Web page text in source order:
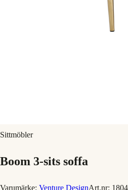
Sittmöbler
Boom 3-sits soffa
Varumärke: Venture DesignArt.nr: